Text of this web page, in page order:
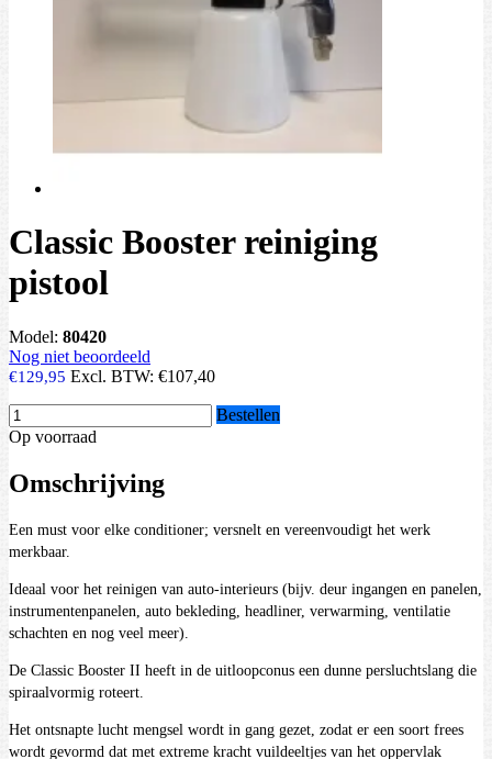
Classic Booster reiniging
pistool
Model: 80420
Nog niet beoordeeld
€129,95 Excl. BTW: €107,40
Bestellen
Op voorraad
Omschrijving
Een must voor elke conditioner; versnelt en vereenvoudigt het werk
merkbaar.
Ideaal voor het reinigen van auto-interieurs (bijv. deur ingangen en panelen,
instrumentenpanelen, auto bekleding, headliner, verwarming, ventilatie
schachten en nog veel meer).
De Classic Booster II heeft in de uitloopconus een dunne persluchtslang die
spiraalvormig roteert.
Het ontsnapte lucht mengsel wordt in gang gezet, zodat er een soort frees
wordt gevormd dat met extreme kracht vuildeeltjes van het oppervlak